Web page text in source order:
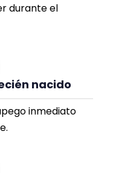
durante el
nacido
inmediato